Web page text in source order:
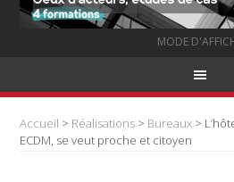
MODE
Accueil > Réalisations > Bureaux >
ECDM, se veut proche et citoyen